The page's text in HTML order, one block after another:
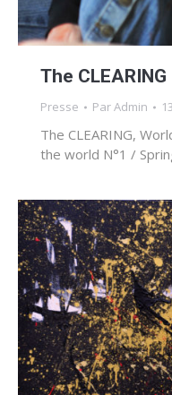
The CLEARING
Presse ParAdmin
The CLEARING,
the world N°1 /